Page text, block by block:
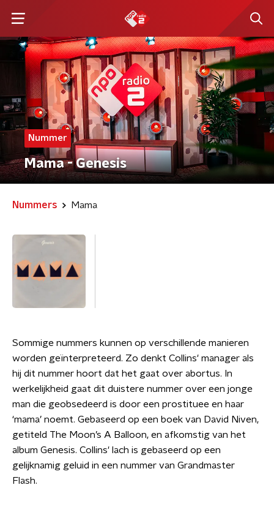
Nummer
Mama - Genesis
Nummers Mama
Sommige nummers kunnen op verschillende manieren
worden geïnterpreteerd. Zo denkt Collins' manager als
hij dit nummer hoort dat het gaat over abortus. In
werkelijkheid gaat dit duistere nummer over een jonge
man die geobsedeerd is door een prostituee en haar
‘mama’ noemt. Gebaseerd op een boek van David Niven,
getiteld The Moon’s A Balloon, en afkomstig van het
album Genesis. Collins' lach is gebaseerd op een
gelijknamig geluid in een nummer van Grandmaster
Flash.